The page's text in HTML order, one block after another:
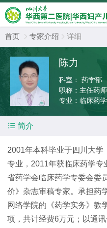
首页  专家介绍  详细
陈力
科室：
药学部
职称： 主任药
专业： 临床药学
 简介
2001年本科毕业于四川大
专业，2011年获临床药学专
省药学会临床药学专委会委
价》杂志审稿专家。承担药
网络学院的《药学实务》教
项，共计经费6万元；以通